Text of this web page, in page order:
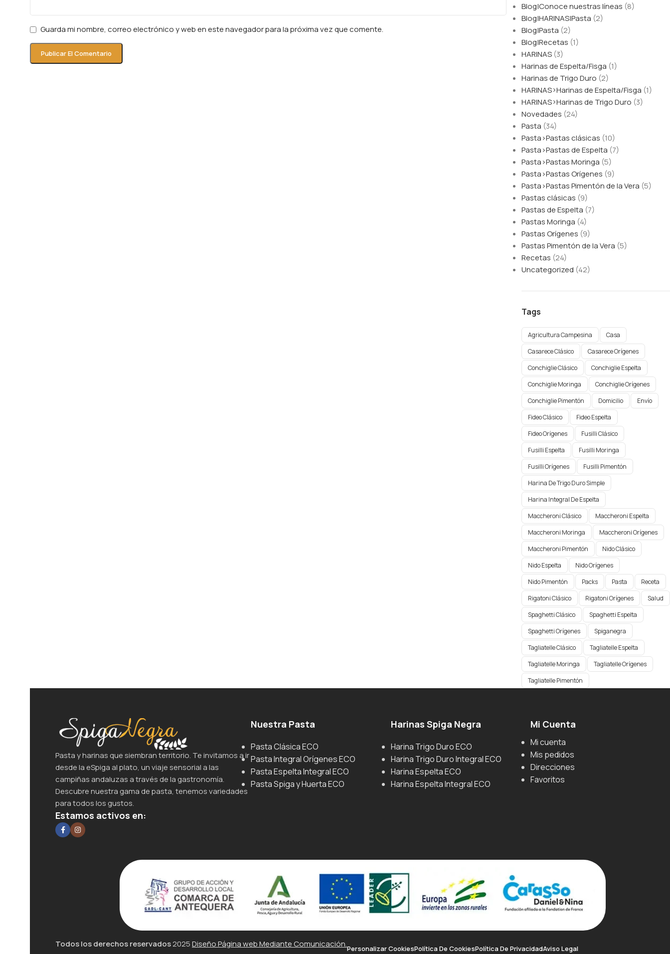
Guarda mi nombre, correo electrónico y web en este navegador para la próxima vez que comente.
Blog|Conoce nuestras líneas (8)
Blog|HARINAS|Pasta (2)
Blog|Pasta (2)
Blog|Recetas (1)
HARINAS(3)
Harinas de Espelta/Fisga (1)
Harinas de Trigo Duro (2)
HARINAS>Harinas de Espelta/Fisga (1)
HARINAS>Harinas de Trigo Duro (3)
Novedades (24)
Pasta (34)
Pasta>Pastas clásicas (10)
Pasta>Pastas de Espelta (7)
Pasta>Pastas Moringa (5)
Pasta>Pastas Orígenes (9)
Pasta>Pastas Pimentón de la Vera (5)
Pastas clásicas (9)
Pastas de Espelta (7)
Pastas Moringa (4)
Pastas Orígenes (9)
Pastas Pimentón de la Vera (5)
Recetas (24)
Uncategorized (42)
Tags
Agricultura Campesina
Casa
Casarece Clásico
Casarece Orígenes
Conchiglie Clásico
Conchiglie Espelta
Conchiglie Moringa
Conchiglie Orígenes​
Conchiglie Pimentón
Domicilio
Envío
Fideo Clásico
Fideo Espelta
Fideo Orígenes
Fusilli Clásico
Fusilli Espelta
Fusilli Moringa
Fusilli Orígenes​
Fusilli Pimentón
Harina De Trigo Duro Simple
Harina Integral De Espelta
Maccheroni Clásico
Maccheroni Espelta
Maccheroni Moringa
Maccheroni Orígenes​
Maccheroni Pimentón
Nido Clásico
Nido Espelta
Nido Orígenes
Nido Pimentón
Packs Pasta
Receta
Rigatoni Clásico
Rigatoni Orígenes
Salud
Spaghetti Clásico
Spaghetti Espelta
Spaghetti Orígenes​
Spiganegra
Tagliatelle Clásico
Tagliatelle Espelta
Tagliatelle Moringa
Tagliatelle Orígenes
Tagliatelle Pimentón
Pasta y harinas que siembran territorio. Te invitamos a ir
desde la eSpiga al plato, un viaje sensorial a las
campiñas andaluzas a través de la gastronomía.
Descubre nuestra gama de pasta, tenemos variedades
para todos los gustos.
Estamos activos en:
Nuestra Pasta
Pasta Clásica ECO
Pasta Integral Orígenes ECO
Pasta Espelta Integral ECO
Pasta Spiga y Huerta ECO
Harinas Spiga Negra
Harina Trigo Duro ECO
Harina Trigo Duro Integral ECO
Harina Espelta ECO
Harina Espelta Integral ECO
Mi Cuenta
Mi cuenta
Mis pedidos
Direcciones
Favoritos
Todos los derechos reservados2025Diseño Página web Mediante Comunicación.Personalizar CookiesPolítica De CookiesPolítica De PrivacidadAviso Legal